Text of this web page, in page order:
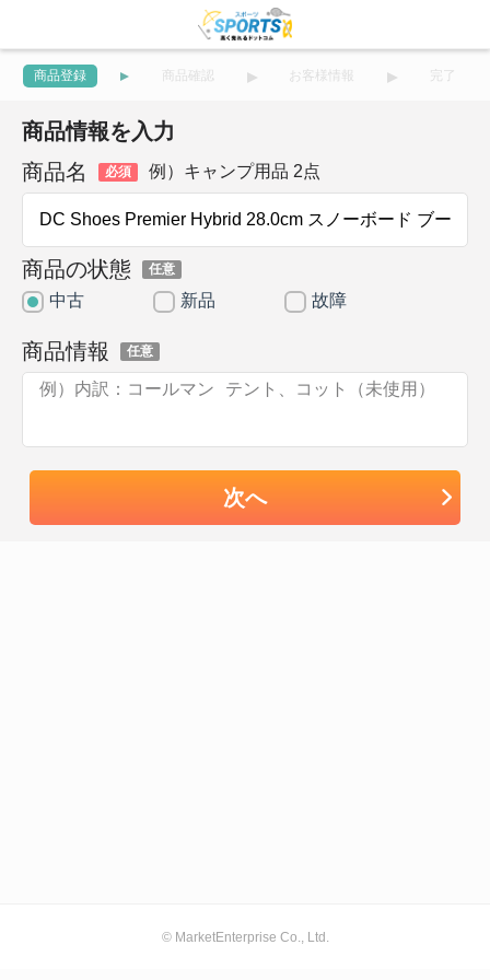
商品登録 商品確認 お客様情報 完了
商品情報を入力
商品名
必須 例）キャンプ用品 2点
商品の状態 任意
中古 新品 故障
商品情報 任意
次へ
© MarketEnterprise Co., Ltd.